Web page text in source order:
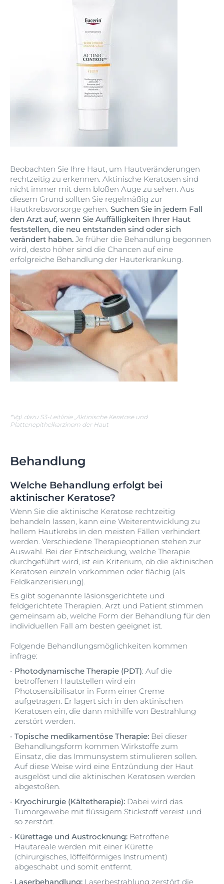
Beobachten Sie Ihre Haut, um Hautveränderungen
rechtzeitig zu erkennen. Aktinische Keratosen sind
nicht immer mit dem bloßen Auge zu sehen. Aus
diesem Grund sollten Sie regelmäßig zur
Hautkrebsvorsorge gehen. Suchen Sie in jedem Fall
den Arzt auf, wenn Sie Auffälligkeiten Ihrer Haut
feststellen, die neu entstanden sind oder sich
verändert haben. Je früher die Behandlung begonnen
wird, desto höher sind die Chancen auf eine
erfolgreiche Behandlung der Hauterkrankung.
*Vgl. dazu S3-Leitlinie „Aktinische Keratose und
Plattenepithelkarzinom der Haut
Behandlung
Welche Behandlung erfolgt bei
aktinischer Keratose?
Wenn Sie die aktinische Keratose rechtzeitig
behandeln lassen, kann eine Weiterentwicklung zu
hellem Hautkrebs in den meisten Fällen verhindert
werden. Verschiedene Therapieoptionen stehen zur
Auswahl. Bei der Entscheidung, welche Therapie
durchgeführt wird, ist ein Kriterium, ob die aktinischen
Keratosen einzeln vorkommen oder flächig (als
Feldkanzerisierung).
Es gibt sogenannte läsionsgerichtete und
feldgerichtete Therapien. Arzt und Patient stimmen
gemeinsam ab, welche Form der Behandlung für den
individuellen Fall am besten geeignet ist.
Folgende Behandlungsmöglichkeiten kommen
infrage:
Photodynamische Therapie (PDT): Auf die
betroffenen Hautstellen wird ein
Photosensibilisator in Form einer Creme
aufgetragen. Er lagert sich in den aktinischen
Keratosen ein, die dann mithilfe von Bestrahlung
zerstört werden.
Topische medikamentöse Therapie: Bei dieser
Behandlungsform kommen Wirkstoffe zum
Einsatz, die das Immunsystem stimulieren sollen.
Auf diese Weise wird eine Entzündung der Haut
ausgelöst und die aktinischen Keratosen werden
abgestoßen.
Kryochirurgie (Kältetherapie): Dabei wird das
Tumorgewebe mit flüssigem Stickstoff vereist und
so zerstört.
Kürettage und Austrocknung: Betroffene
Hautareale werden mit einer Kürette
(chirurgisches, löffelförmiges Instrument)
abgeschabt und somit entfernt.
Laserbehandlung: Laserbestrahlung zerstört die